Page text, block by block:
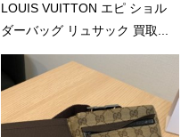
LOUIS VUITTON エピ ショル
ダーバッグ リュサック 買取...